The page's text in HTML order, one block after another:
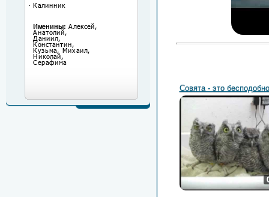
Совята - это бесподобно